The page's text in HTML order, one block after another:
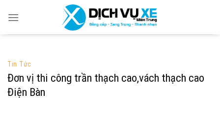
Tin Tức
Đơn vị thi công trần thạch cao,vách thạch cao
Điện Bàn